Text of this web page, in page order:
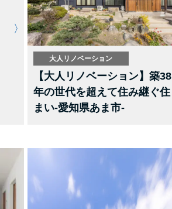
大人リノベーション
【大人リノベーション】築38
年の世代を超えて住み継ぐ住
まい-愛知県あま市-